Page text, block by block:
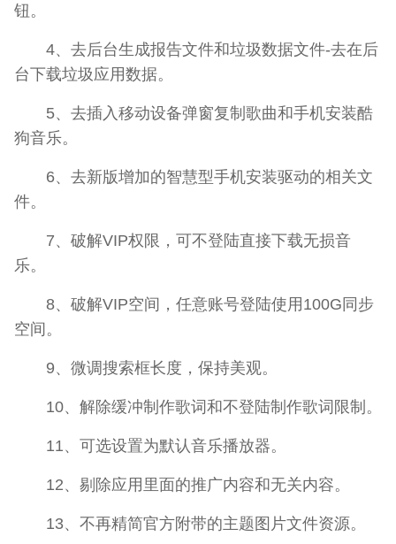
钮。
4、去后台生成报告文件和垃圾数据文件-去在后
台下载垃圾应用数据。
5、去插入移动设备弹窗复制歌曲和手机安装酷
狗音乐。
6、去新版增加的智慧型手机安装驱动的相关文
件。
7、破解VIP权限，可不登陆直接下载无损音
乐。
8、破解VIP空间，任意账号登陆使用100G同步
空间。
9、微调搜索框长度，保持美观。
10、解除缓冲制作歌词和不登陆制作歌词限制。
11、可选设置为默认音乐播放器。
12、剔除应用里面的推广内容和无关内容。
13、不再精简官方附带的主题图片文件资源。